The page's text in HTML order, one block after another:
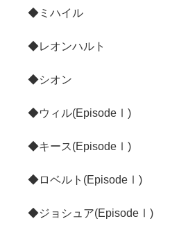
◆ミハイル
◆レオンハルト
◆シオン
◆ウィル(EpisodeⅠ)
◆キース(EpisodeⅠ)
◆ロベルト(EpisodeⅠ)
◆ジョシュア(EpisodeⅠ)